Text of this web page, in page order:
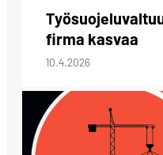
firma kasvaa
10.4.2026